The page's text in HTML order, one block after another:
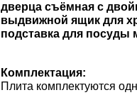
дверца съёмная с
выдвижной ящик для
подставка для посуды
Комплектация:
Плита комплектуются